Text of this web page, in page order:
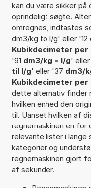
kan du være sikker på
oprindeligt søgte.
omregnes, indtastes
dm3/kg to l/g' eller '12
Kubikdecimeter per
'91 dm3/kg = l/g'
til l/g' eller '37 dm3/
Kubikdecimeter per
dette alternativ finder
hvilken enhed den
til. Uanset hvilken af
regnemaskinen en
relevante lister i lange
kategorier og
regnemaskinen gjort
af sekunder.